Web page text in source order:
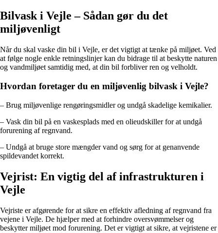
Bilvask i Vejle – Sådan gør du det
miljøvenligt
Når du skal vaske din bil i Vejle, er det vigtigt at tænke på miljøet. Ved
at følge nogle enkle retningslinjer kan du bidrage til at beskytte naturen
og vandmiljøet samtidig med, at din bil forbliver ren og velholdt.
Hvordan foretager du en miljøvenlig bilvask i Vejle?
– Brug miljøvenlige rengøringsmidler og undgå skadelige kemikalier.
– Vask din bil på en vaskesplads med en olieudskiller for at undgå
forurening af regnvand.
– Undgå at bruge store mængder vand og sørg for at genanvende
spildevandet korrekt.
Vejrist: En vigtig del af infrastrukturen i
Vejle
Vejriste er afgørende for at sikre en effektiv afledning af regnvand fra
vejene i Vejle. De hjælper med at forhindre oversvømmelser og
beskytter miljøet mod forurening. Det er vigtigt at sikre, at vejristene er